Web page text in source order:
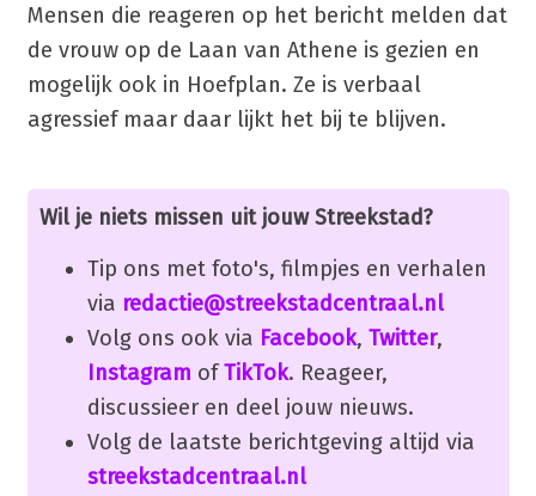
Mensen die reageren op het bericht melden dat
de vrouw op de Laan van Athene is gezien en
mogelijk ook in Hoefplan. Ze is verbaal
agressief maar daar lijkt het bij te blijven.
Wil je niets missen uit jouw Streekstad?
Tip ons met foto's, filmpjes en verhalen
via redactie@streekstadcentraal.nl
Volg ons ook via Facebook, Twitter,
Instagram ofTikTok. Reageer,
discussieer en deel jouw nieuws.
Volg de laatste berichtgeving altijd via
streekstadcentraal.nl